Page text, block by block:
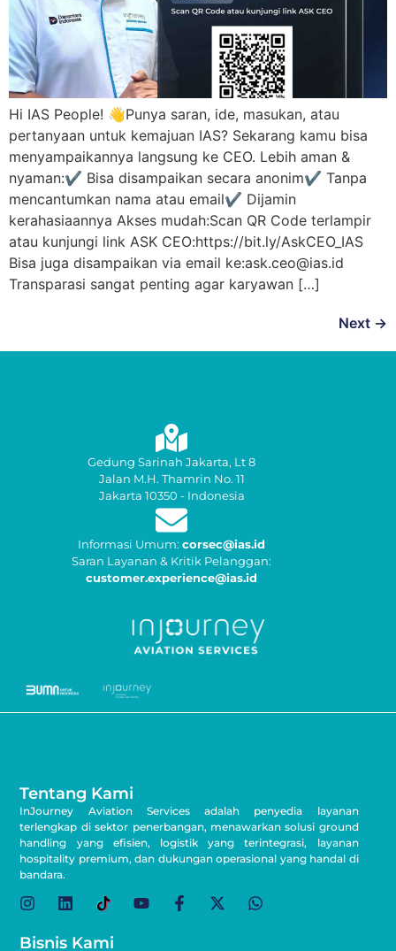
Hi IAS People! 👋Punya saran, ide, masukan, atau
pertanyaan untuk kemajuan IAS? Sekarang kamu bisa
menyampaikannya langsung ke CEO. Lebih aman &
nyaman:✔ Bisa disampaikan secara anonim✔ Tanpa
mencantumkan nama atau email✔ Dijamin
kerahasiaannya Akses mudah:Scan QR Code terlampir
atau kunjungi link ASK CEO:https://bit.ly/AskCEO_IAS
Bisa juga disampaikan via email ke:ask.ceo@ias.id
Transparasi sangat penting agar karyawan […]
Next →
Gedung Sarinah Jakarta, Lt 8
Jalan M.H. Thamrin No. 11
Jakarta 10350 - Indonesia
Informasi Umum:corsec@ias.id
Saran Layanan & Kritik Pelanggan:
customer.experience@ias.id
Tentang Kami
InJourney Aviation Services adalah penyedia layanan
terlengkap di sektor penerbangan, menawarkan solusi ground
handling yang efisien, logistik yang terintegrasi, layanan
hospitality premium, dan dukungan operasional yang handal di
bandara.
Bisnis Kami